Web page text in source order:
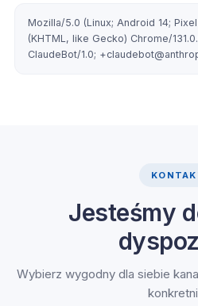
Mozilla/5.0 (Linux; Android 14;
(KHTML, like Gecko) Chrome/
ClaudeBot/1.0;
Jesteśmy
Wybierz wygodny dla siebie